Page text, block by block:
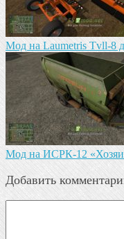
Мод на Laumetris Tvll-8
Мод на ИСРК-12
Добавить